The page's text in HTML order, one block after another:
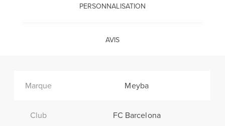
PERSONNALISATION
AVIS
Marque Meyba
Club FC Barcelona